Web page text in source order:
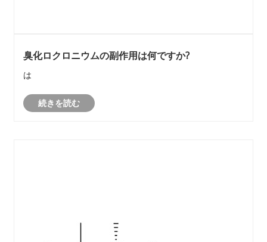
臭化ロクロニウムの副作用は何ですか?
は
続きを読む